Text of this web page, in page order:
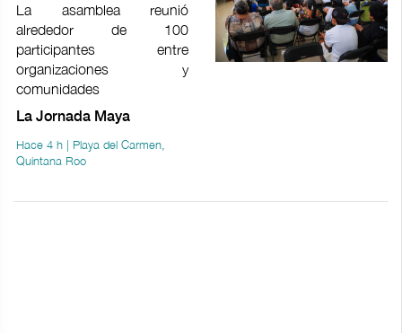
La asamblea reunió
alrededor de 100
participantes entre
organizaciones y
comunidades
La Jornada Maya
Hace 4 h | Playa del Carmen,
Quintana Roo